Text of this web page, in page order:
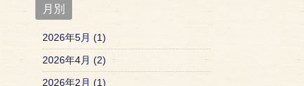
月別
2026年5月 (1)
2026年4月 (2)
2026年2月 (1)